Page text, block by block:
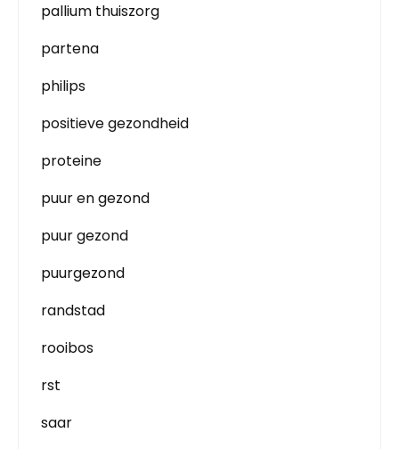
pallium thuiszorg
partena
philips
positieve gezondheid
proteine
puur en gezond
puur gezond
puurgezond
randstad
rooibos
rst
saar